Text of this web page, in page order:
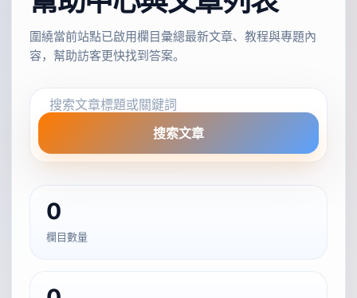
圍繞當前站點已啟用欄目彙總最新文章、教程與專題內
容，幫助訪客更快找到答案。
搜索文章
0
欄目數量